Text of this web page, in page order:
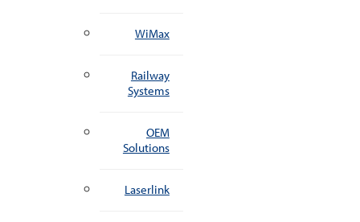
WiMax
Railway
Systems
OEM
Solutions
Laserlink